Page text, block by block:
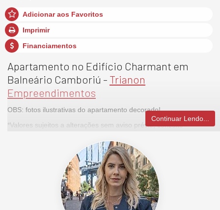
Adicionar aos Favoritos
Imprimir
Financiamentos
Apartamento no Edifício Charmant em
Balneário Camboriú - Trianon
Empreendimentos
OBS: fotos ilustrativas do apartamento decorado!
*Valores sujeitos a alterações sem aviso prévio, consulte
Continuar Lendo...